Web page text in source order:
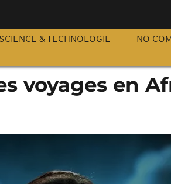
SCIENCE & TECHNOLOGIE NO
voyages en